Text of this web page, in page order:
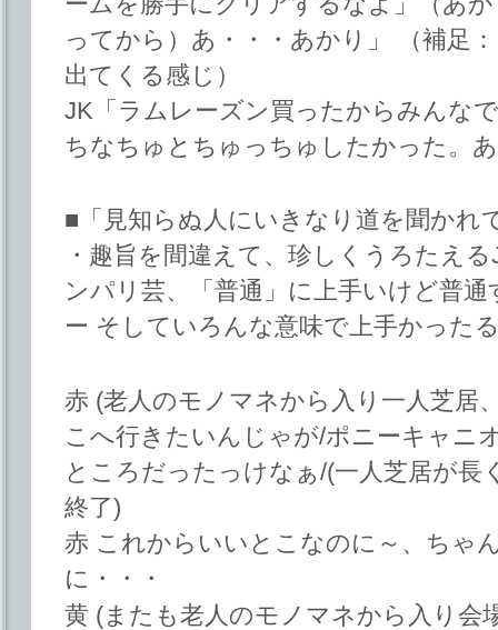
ってから）あ・・・あかり」 （補足
出てくる感じ）
JK「ラムレーズン買ったからみんな
ちなちゅとちゅっちゅしたかった。あ
■「見知らぬ人にいきなり道を聞かれ
・趣旨を間違えて、珍しくうろたえ
ンパリ芸、「普通」に上手いけど普
ー そしていろんな意味で上手かった
赤 (老人のモノマネから入り一人芝居
こへ行きたいんじゃが/ポニーキャニ
ところだったっけなぁ/(一人芝居が長
終了)
赤 これからいいとこなのに～、ちゃ
に・・・
黄 (またも老人のモノマネから入り会